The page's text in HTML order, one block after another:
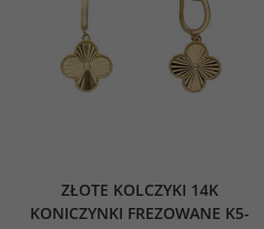
ZŁOTE KOLCZYKI 14K
KONICZYNKI FREZOWANE K5-